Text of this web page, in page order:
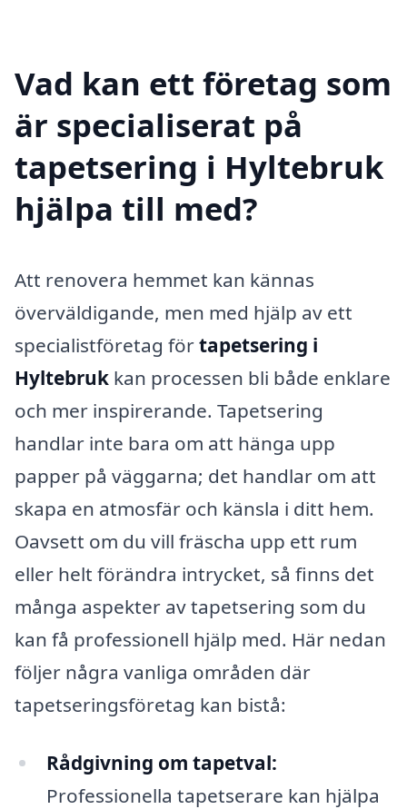
Vad kan ett företag som
är specialiserat på
tapetsering i Hyltebruk
hjälpa till med?
Att renovera hemmet kan kännas
överväldigande, men med hjälp av ett
specialistföretag förtapetsering i
Hyltebruk kan processen bli både enklare
och mer inspirerande. Tapetsering
handlar inte bara om att hänga upp
papper på väggarna; det handlar om att
skapa en atmosfär och känsla i ditt hem.
Oavsett om du vill fräscha upp ett rum
eller helt förändra intrycket, så finns det
många aspekter av tapetsering som du
kan få professionell hjälp med. Här nedan
följer några vanliga områden där
tapetseringsföretag kan bistå:
Rådgivning om tapetval:
Professionella tapetserare kan hjälpa